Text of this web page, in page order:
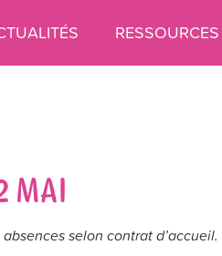
RESSOURCES
MAI
selon contrat d’accueil.